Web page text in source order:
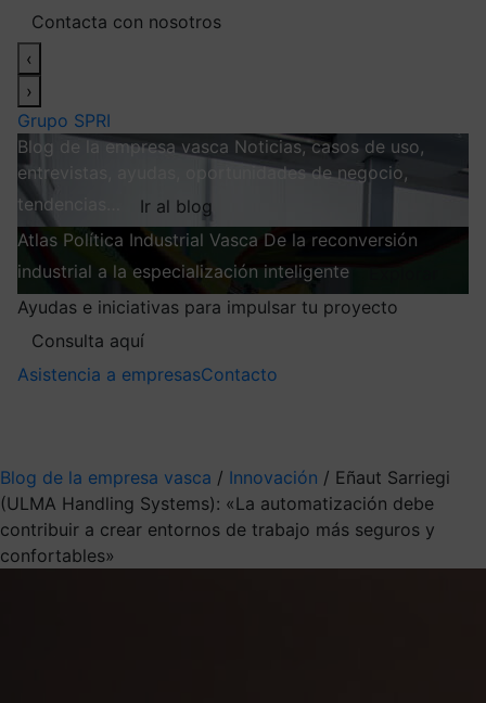
Contacta con nosotros
‹
›
Grupo SPRI
Blog de la empresa vasca Noticias, casos de uso,
entrevistas, ayudas, oportunidades de negocio,
tendencias…
Ir al blog
Atlas Política Industrial Vasca De la reconversión
industrial a la especialización inteligente
Ayudas e iniciativas para impulsar tu proyecto
Consulta aquí
Asistencia a empresasContacto
Blog de la empresa vasca / Innovación / Eñaut Sarriegi
(ULMA Handling Systems): «La automatización debe
contribuir a crear entornos de trabajo más seguros y
confortables»